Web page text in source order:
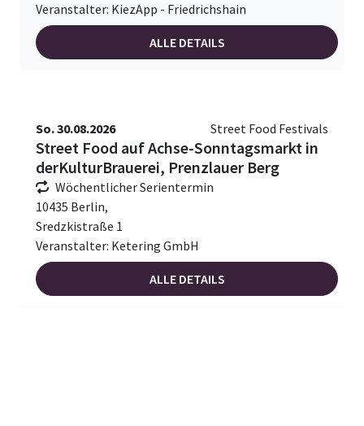
Veranstalter: KiezApp - Friedrichshain
ALLE DETAILS
So. 30.08.2026 Street Food Festivals
Street Food auf Achse-Sonntagsmarkt in
derKulturBrauerei, Prenzlauer Berg
Wöchentlicher Serientermin
10435 Berlin,
Sredzkistraße 1
Veranstalter: Ketering GmbH
ALLE DETAILS